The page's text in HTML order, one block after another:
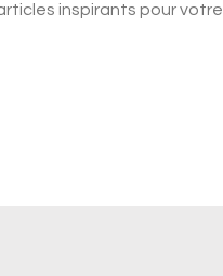
inspirants pour votre